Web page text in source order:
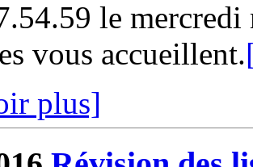
le mercredi
vous accueillent.
plus]